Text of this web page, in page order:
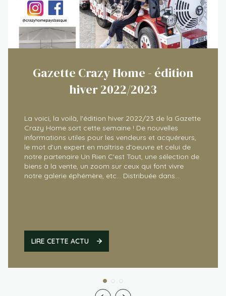
Gazette Crazy Home - édition
hiver 2022/2023
La voici, la voilà, l'édition hiver 2022/23 de la Gazette
Crazy Home sort cette semaine ! De nouvelles
informations utiles pour les vendeurs et acquéreurs,
le mot d'un expert en maîtrise d'oeuvre et celui de
notre partenaire Un Rien C'est Tout, une sélection de
biens à la vente, un zoom sur ceux qui font vivre
notre galerie éphémère, etc... Distribuée dans
LIRE CETTE ACTU